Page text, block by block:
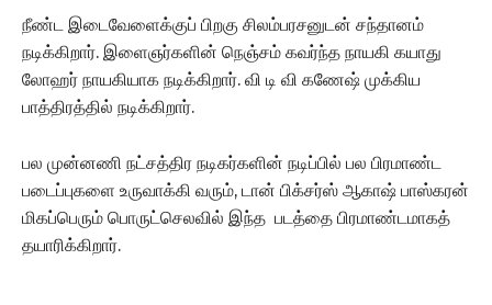
நீண்ட இடைவேளைக்குப் பிறகு சிலம்பரசனுடன் சந்தானம்
நடிக்கிறார். இளைஞர்களின் நெஞ்சம் கவர்ந்த நாயகி கயாது
லோஹர் நாயகியாக நடிக்கிறார். வி டி வி கணேஷ் முக்கிய
பாத்திரத்தில் நடிக்கிறார்.
பல முன்னணி நட்சத்திர நடிகர்களின் நடிப்பில் பல பிரமாண்ட
படைப்புகளை உருவாக்கி வரும், டான் பிக்சர்ஸ் ஆகாஷ் பாஸ்கரன்
மிகப்பெரும் பொருட்செலவில் இந்த படத்தை பிரமாண்டமாகத்
தயாரிக்கிறார்.